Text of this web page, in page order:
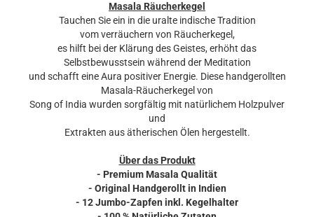
Masala Räucherkegel
Tauchen Sie ein in die uralte indische Tradition
vom verräuchern von Räucherkegel,
es hilft bei der Klärung des Geistes, erhöht das
Selbstbewusstsein während der Meditation
und schafft eine Aura positiver Energie. Diese handgerollten
Masala-Räucherkegel von
Song of India wurden sorgfältig mit natürlichem Holzpulver
und
Extrakten aus ätherischen Ölen hergestellt.
Über das Produkt
- Premium Masala Qualität
- Original Handgerollt in Indien
- 12 Jumbo-Zapfen inkl. Kegelhalter